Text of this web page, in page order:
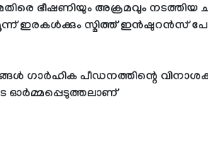
ഭീഷണിയും അക്രമവും നടത്തിയ
ഇരകൾക്കും സ്മിത്ത് ഇൻഷുറൻസ്
ഗാർഹിക പീഡനത്തിന്റെ
ഓർമ്മപ്പെടുത്തലാണ്